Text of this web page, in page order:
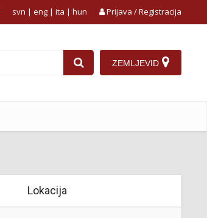
Prijava / Registracija
svn | eng | ita | hun
ZEMLJEVID
Lokacija